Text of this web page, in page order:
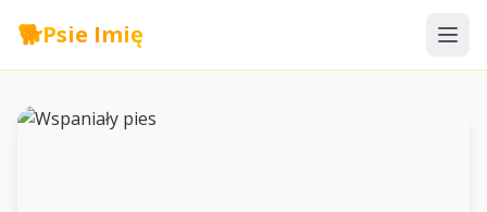
🐕Psie Imię